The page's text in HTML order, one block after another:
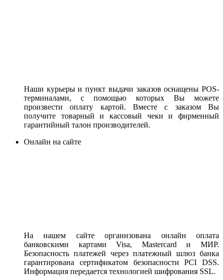
Наши курьеры и пункт выдачи заказов оснащены POS-
терминалами, с помощью которых Вы можете
произвести оплату картой. Вместе с заказом Вы
получите товарный и кассовый чеки и фирменный
гарантийный талон производителей.
Онлайн на сайте
На нашем сайте организована онлайн оплата
банковскими картами Visa, Mastercard и МИР.
Безопасность платежей через платежный шлюз банка
гарантирована сертификатом безопасности PCI DSS.
Информация передается технологией шифрования SSL.